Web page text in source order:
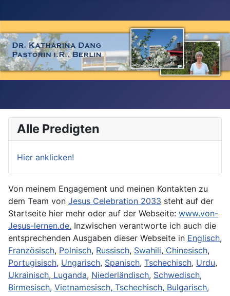
Alle Predigten
Hier anklicken!
Von meinem Engagement und meinen Kontakten zu
dem Team von Jesus Celebration 2033 steht auf der
Startseite hier mehr oder auf der Webseite: www.von-
Jesus-lernen.de. Inzwischen verantworte ich auch die
entsprechenden Ausgaben dieser Webseite in Englisch,
Französisch, Polnisch, Russisch, Swahili, Chinesisch,
Portugisisch, Ungarisch, Spanisch, Tschechisch, Urdu,
Ukrainisch, Luganda, Niederländisch, Schwedisch,
Birmesisch, Vietnamesisch, Tschechisch, Bulgarisch,